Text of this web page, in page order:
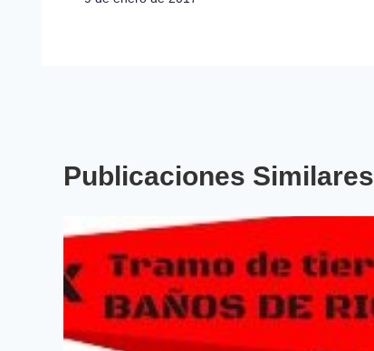
Publicaciones Similares